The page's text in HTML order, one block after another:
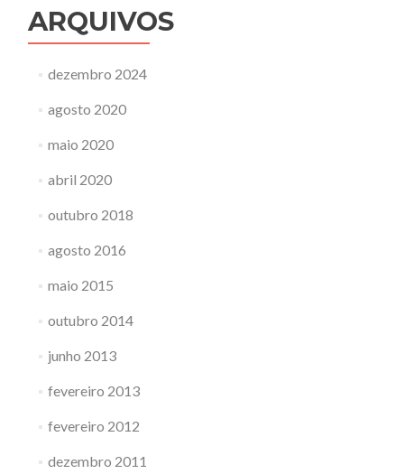
ARQUIVOS
dezembro 2024
agosto 2020
maio 2020
abril 2020
outubro 2018
agosto 2016
maio 2015
outubro 2014
junho 2013
fevereiro 2013
fevereiro 2012
dezembro 2011